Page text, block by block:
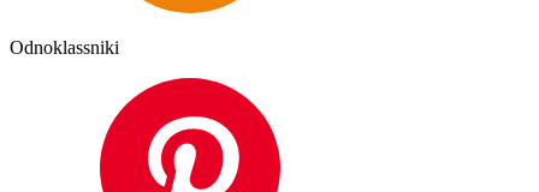
Odnoklassniki